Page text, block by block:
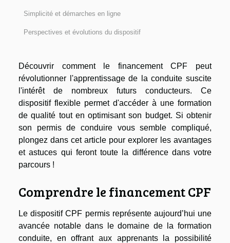
Simplicité et démarches en ligne
Perspectives et évolutions du dispositif
Découvrir comment le financement CPF peut
révolutionner l'apprentissage de la conduite suscite
l'intérêt de nombreux futurs conducteurs. Ce
dispositif flexible permet d'accéder à une formation
de qualité tout en optimisant son budget. Si obtenir
son permis de conduire vous semble compliqué,
plongez dans cet article pour explorer les avantages
et astuces qui feront toute la différence dans votre
parcours !
Comprendre le financement CPF
Le dispositif CPF permis représente aujourd’hui une
avancée notable dans le domaine de la formation
conduite, en offrant aux apprenants la possibilité